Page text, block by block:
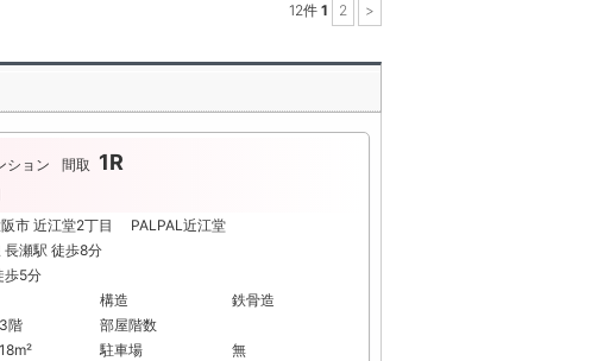
12件 1 2 >
ション 間取 1R
阪市 近江堂2丁目 PALPAL近江堂
長瀬駅 徒歩8分
歩5分
構造
鉄骨造
階
部屋階数
駐車場
無